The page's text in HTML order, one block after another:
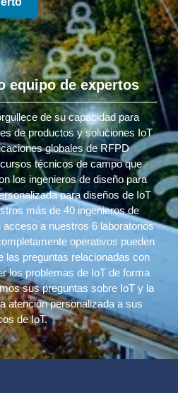
equipo de expertos
de su capacidad para
de productos y soluciones IoT
globales de RFPD
técnicos de campo que
los ingenieros de diseño para
para diseños de IoT
más de 40 ingenieros de
a nuestros 6 laboratorios
operativos pueden
las preguntas relacionadas con
los problemas de IoT de forma
sus preguntas sobre IoT y la
atención personalizada a sus
de IoT.